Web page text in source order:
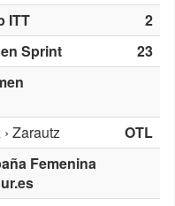
ITT
2
Sprint
23
Zarautz
OTL
Femenina